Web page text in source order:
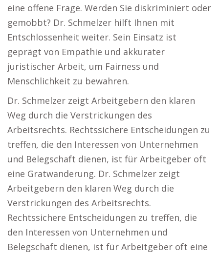
eine offene Frage. Werden Sie diskriminiert oder
gemobbt? Dr. Schmelzer hilft Ihnen mit
Entschlossenheit weiter. Sein Einsatz ist
geprägt von Empathie und akkurater
juristischer Arbeit, um Fairness und
Menschlichkeit zu bewahren.
Dr. Schmelzer zeigt Arbeitgebern den klaren
Weg durch die Verstrickungen des
Arbeitsrechts. Rechtssichere Entscheidungen zu
treffen, die den Interessen von Unternehmen
und Belegschaft dienen, ist für Arbeitgeber oft
eine Gratwanderung. Dr. Schmelzer zeigt
Arbeitgebern den klaren Weg durch die
Verstrickungen des Arbeitsrechts.
Rechtssichere Entscheidungen zu treffen, die
den Interessen von Unternehmen und
Belegschaft dienen, ist für Arbeitgeber oft eine